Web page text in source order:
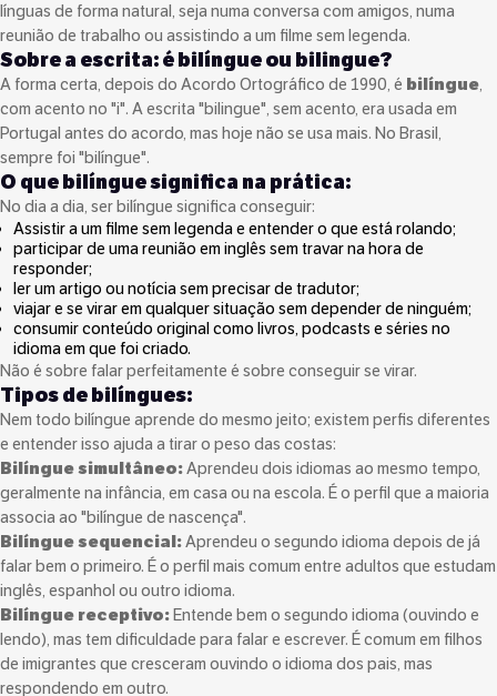
línguas de forma natural, seja numa conversa com amigos, numa
reunião de trabalho ou assistindo a um filme sem legenda.
Sobre a escrita: é bilíngue ou bilingue?
A forma certa, depois do Acordo Ortográfico de 1990, é bilíngue,
com acento no "i". A escrita "bilingue", sem acento, era usada em
Portugal antes do acordo, mas hoje não se usa mais. No Brasil,
sempre foi "bilíngue".
O que bilíngue significa na prática:
No dia a dia, ser bilíngue significa conseguir:
Assistir a um filme sem legenda e entender o que está rolando;
participar de uma reunião em inglês sem travar na hora de
responder;
ler um artigo ou notícia sem precisar de tradutor;
viajar e se virar em qualquer situação sem depender de ninguém;
consumir conteúdo original como livros, podcasts e séries no
idioma em que foi criado.
Não é sobre falar perfeitamente é sobre conseguir se virar.
Tipos de bilíngues:
Nem todo bilíngue aprende do mesmo jeito; existem perfis diferentes
e entender isso ajuda a tirar o peso das costas:
Bilíngue simultâneo:Aprendeu dois idiomas ao mesmo tempo,
geralmente na infância, em casa ou na escola. É o perfil que a maioria
associa ao "bilíngue de nascença".
Bilíngue sequencial:Aprendeu o segundo idioma depois de já
falar bem o primeiro. É o perfil mais comum entre adultos que estudam
inglês, espanhol ou outro idioma.
Bilíngue receptivo:Entende bem o segundo idioma (ouvindo e
lendo), mas tem dificuldade para falar e escrever. É comum em filhos
de imigrantes que cresceram ouvindo o idioma dos pais, mas
respondendo em outro.